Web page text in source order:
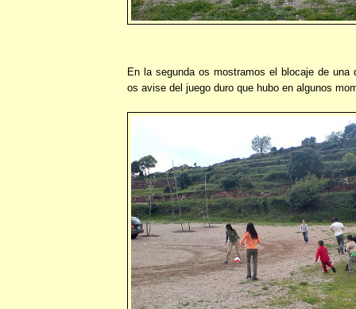
En la segunda os mostramos el blocaje de una
os avise del juego duro que hubo en algunos